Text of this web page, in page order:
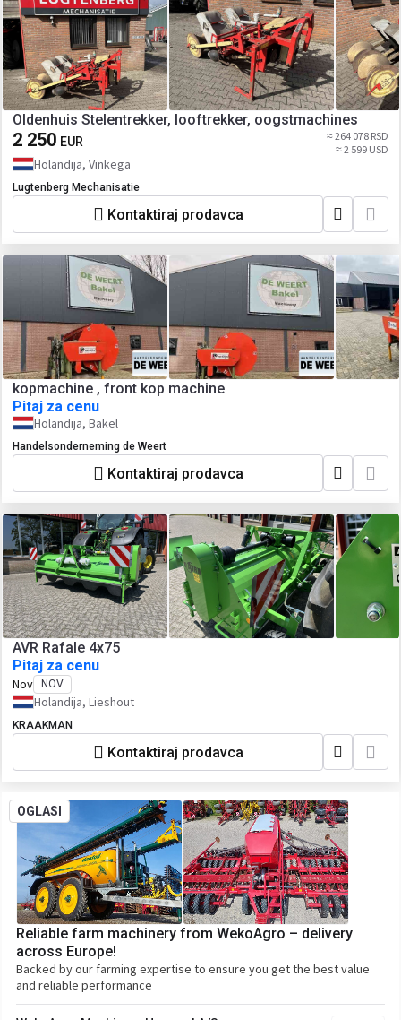
Oldenhuis Stelentrekker, looftrekker, oogstmachines
2 250 EUR
≈ 264 078 RSD
≈ 2 599 USD
Holandija, Vinkega
Lugtenberg Mechanisatie
Kontaktiraj prodavca
kopmachine , front kop machine
Pitaj za cenu
Holandija, Bakel
Handelsonderneming de Weert
Kontaktiraj prodavca
AVR Rafale 4x75
Pitaj za cenu
Nov NOV
Holandija, Lieshout
KRAAKMAN
Kontaktiraj prodavca
OGLASI
Reliable farm machinery from WekoAgro – delivery
across Europe!
Backed by our farming expertise to ensure you get the best value
and reliable performance